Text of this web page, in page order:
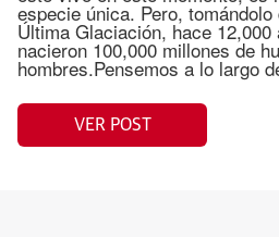
especie única. Pero, tomándolo
Última Glaciación, hace
nacieron 100,000 millones de
hombres.Pensemos a lo largo
VER POST